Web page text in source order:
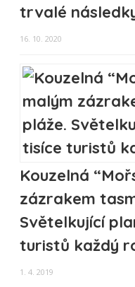
trvalé
16. 10. 2020
Kouzelná
zázrakem
Světelkující
turistů každý
1. 4. 2019